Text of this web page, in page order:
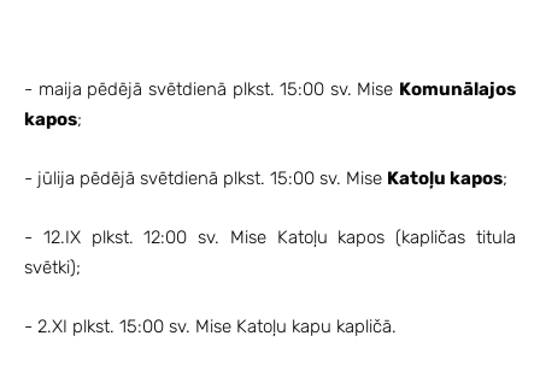
- maija pēdējā svētdienā plkst. 15:00 sv. Mise Komunālajos
kapos;
- jūlija pēdējā svētdienā plkst. 15:00 sv. Mise Katoļu kapos;
- 12.IX plkst. 12:00 sv. Mise Katoļu kapos (kapličas titula
svētki);
- 2.XI plkst. 15:00 sv. Mise Katoļu kapu kapličā.